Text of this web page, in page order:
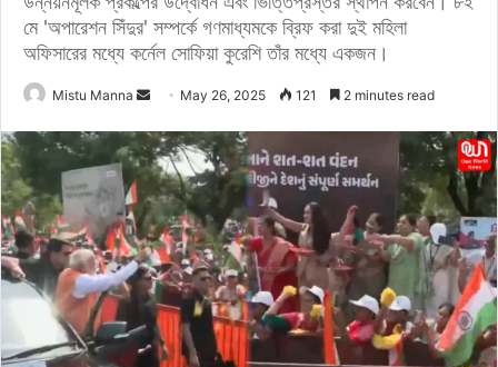
মে 'অপারেশন সিঁদুর' সম্পর্কে গণমাধ্যমকে ব্রিফ করা দুই মহিলা
অফিসারের মধ্যে কর্নেল সোফিয়া কুরেশি তাঁর মধ্যে একজন।
Mistu Manna
n
d
a
n
e
m
a
May 26, 2025 121 2 minutes read